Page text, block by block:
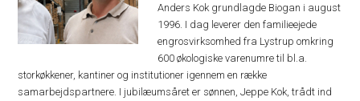
Anders Kok grundlagde Biogan i august
1996. I dag leverer den familieejede
engrosvirksomhed fra Lystrup omkring
600 økologiske varenumre til bl.a.
storkøkkener, kantiner og institutioner igennem en række
samarbejdspartnere. I jubilæumsåret er sønnen, Jeppe Kok, trådt ind